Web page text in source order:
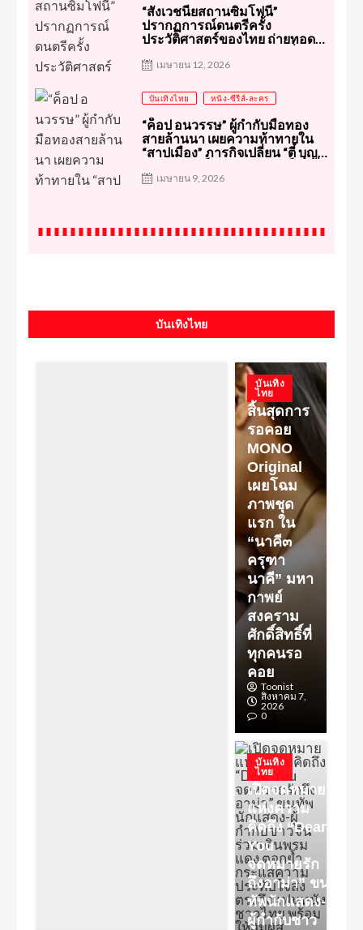
“สังเวชนียสถานซิมโฟนี”
ปรากฏการณ์ดนตรีครั้ง
ประวัติศาสตร์ของไทย ถ่ายทอด
สะกดผู้ชมแน่นหอประชุมจุฬาฯ
เมษายน 12, 2026
บันเทิงไทย หนัง-ซีรีส์-ละคร
“ค็อป อนวรรษ” ผู้กำกับมือทอง
สายล้านนา เผยความท้าทายใน
“สาปเมือง” ภารกิจเปลี่ยน “ตี๋ บุญย
รัก เมษายน 9, 2026
บันเทิงไทย
บันเทิง
ไทย
สิ้นสุดการ
รอคอย
MONO
Original
เผยโฉม
ภาพชุด
แรก ใน
“นาคี๓
ครุฑา
นาคี” มหา
กาพย์
สงคราม
ศักดิ์สิทธิ์ที่
ทุกคนรอ
คอย
Toonist
สิงหาคม 7,
2026
0
บันเทิง
ไทย
เปิดจดหมาย
แห่งความ
คิดถึง “Dear
You
จดหมายรัก
ถึงอาม่า” ขน
ทัพนักแสดง-
ผู้กำกับชาว